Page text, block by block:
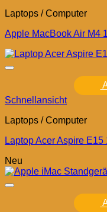
Laptops / Computer
Apple MacBook Air M4
Schnellansicht
Laptops / Computer
Laptop Acer Aspire E15
Neu